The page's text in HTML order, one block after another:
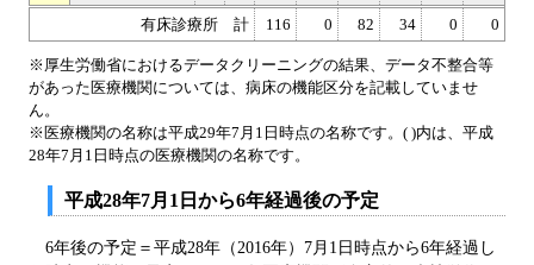
有床診療所 計 116 0 82 34 0 0
※厚生労働省におけるデータクリーニングの結果、データ不整合等
があった医療機関については、病床の機能区分を記載していませ
ん。
※医療機関の名称は平成29年7月1日時点の名称です。( )内は、平成
28年7月1日時点の医療機関の名称です。
平成28年7月1日から6年経過後の予定
6年後の予定＝平成28年（2016年）7月1日時点から6年経過し